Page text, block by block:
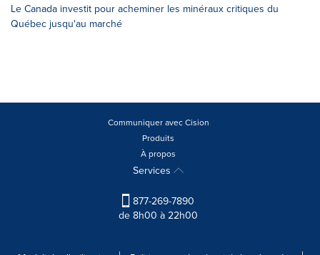
Le Canada investit pour acheminer les minéraux critiques du
Québec jusqu'au marché
Communiquer avec Cision
Produits
À propos
Services
877-269-7890
de 8h00 à 22h00